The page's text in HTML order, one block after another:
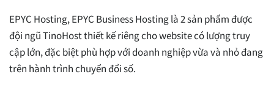
EPYC Hosting, EPYC Business Hosting là 2 sản phẩm được
đội ngũ TinoHost thiết kế riêng cho website có lượng truy
cập lớn, đặc biệt phù hợp với doanh nghiệp vừa và nhỏ đang
trên hành trình chuyển đổi số.